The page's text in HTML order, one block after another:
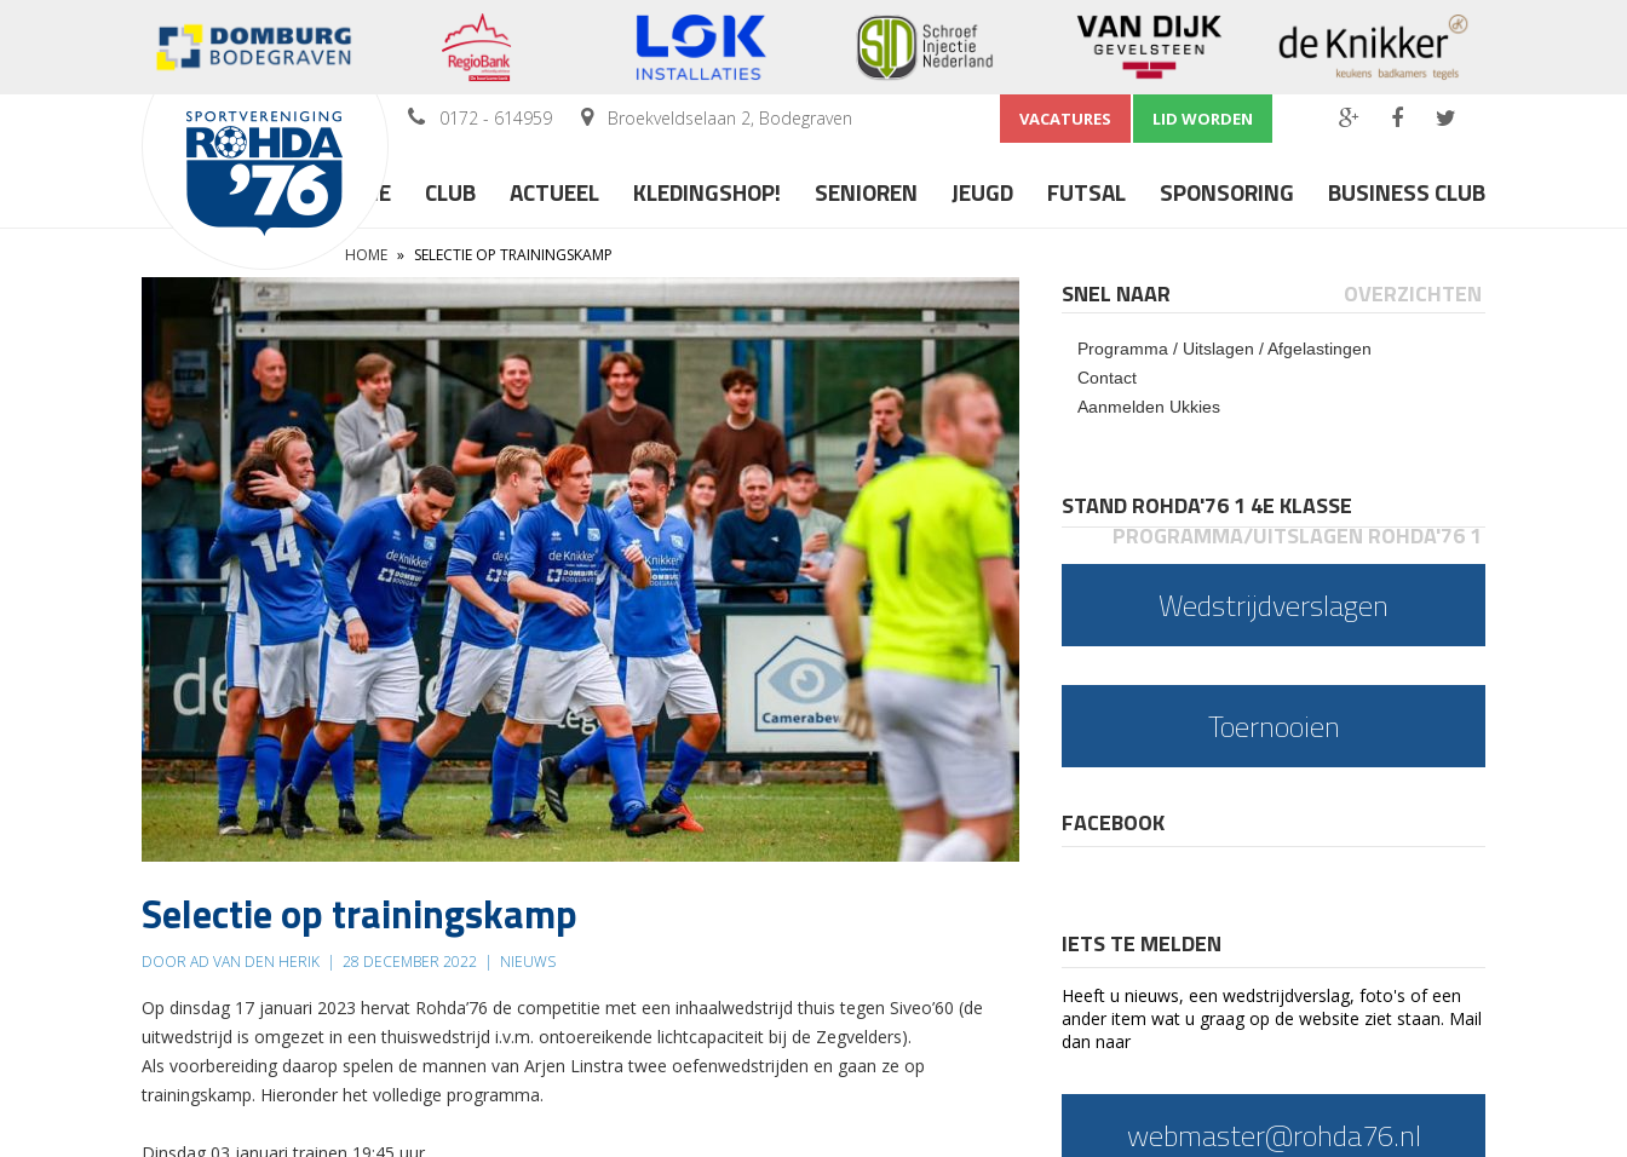
0172 - 614959 Broekveldselaan 2, Bodegraven VACATURES LID WORDEN
HOME CLUB ACTUEEL KLEDINGSHOP! SENIOREN JEUGD FUTSAL SPONSORING BUSINESS CLUB
HOME » SELECTIE OP TRAININGSKAMP
Selectie op trainingskamp
DOOR AD VAN DEN HERIK | 28 DECEMBER 2022 | NIEUWS
Op dinsdag 17 januari 2023 hervat Rohda’76 de competitie met een inhaalwedstrijd thuis tegen Siveo’60 (de
uitwedstrijd is omgezet in een thuiswedstrijd i.v.m. ontoereikende lichtcapaciteit bij de Zegvelders).
Als voorbereiding daarop spelen de mannen van Arjen Linstra twee oefenwedstrijden en gaan ze op
trainingskamp. Hieronder het volledige programma.
SNEL NAAR OVERZICHTEN
Programma / Uitslagen / Afgelastingen
Contact
Aanmelden Ukkies
STAND ROHDA'76 1 4E KLASSE
PROGRAMMA/UITSLAGEN ROHDA'76 1
Wedstrijdverslagen
Toernooien
FACEBOOK
IETS TE MELDEN
Heeft u nieuws, een wedstrijdverslag, foto's of een
ander item wat u graag op de website ziet staan. Mail
dan naar
webmaster@rohda76.nl